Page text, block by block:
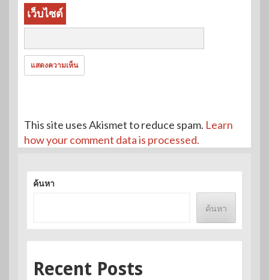
เว็บไซต์
This site uses Akismet to reduce spam. Learn
how your comment data is processed.
ค้นหา
ค้นหา
Recent Posts